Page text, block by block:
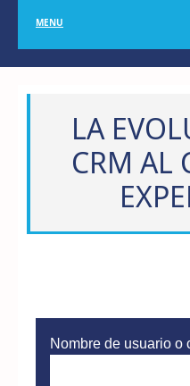
MENU
LA
CRM AL
Nombre de usuario o